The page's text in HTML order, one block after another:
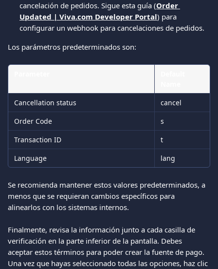
cancelación de pedidos. Sigue esta guía (Order
Updated | Viva.com Developer Portal) para
configurar un webhook para cancelaciones de pedidos.
Los parámetros predeterminados son:
Cancellation status
cancel
Order Code
s
Transaction ID
t
Language
lang
Se recomienda mantener estos valores predeterminados, a
menos que se requieran cambios específicos para
alinearlos con los sistemas internos.
Finalmente, revisa la información junto a cada casilla de
verificación en la parte inferior de la pantalla. Debes
aceptar estos términos para poder crear la fuente de pago.
Una vez que hayas seleccionado todas las opciones, haz clic